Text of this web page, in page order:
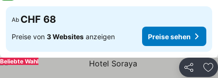
Ab CHF 68
Preise von 3 Websites anzeigen Preise sehen
Teilen
Beliebte Wahl